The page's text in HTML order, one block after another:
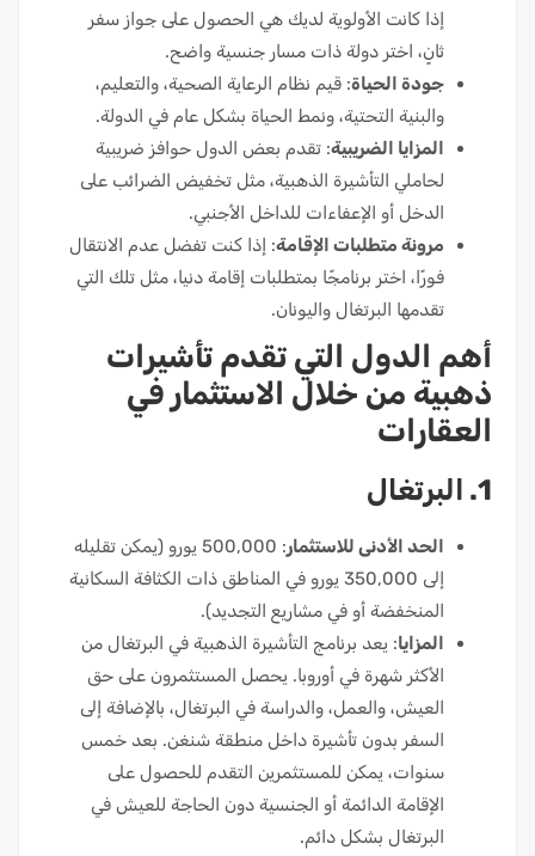
إذا كانت الأولوية لديك هي الحصول على جواز سفر
ثانٍ، اختر دولة ذات مسار جنسية واضح.
جودة الحياة: قيم نظام الرعاية الصحية، والتعليم،
والبنية التحتية، ونمط الحياة بشكل عام في الدولة.
المزايا الضريبية: تقدم بعض الدول حوافز ضريبية
لحاملي التأشيرة الذهبية، مثل تخفيض الضرائب على
الدخل أو الإعفاءات للداخل الأجنبي.
مرونة متطلبات الإقامة: إذا كنت تفضل عدم الانتقال
فورًا، اختر برنامجًا بمتطلبات إقامة دنيا، مثل تلك التي
تقدمها البرتغال واليونان.
أهم الدول التي تقدم تأشيرات
ذهبية من خلال الاستثمار في
العقارات
1. البرتغال
الحد الأدنى للاستثمار
: 500,000 يورو (يمكن تقليله
إلى 350,000 يورو في المناطق ذات الكثافة السكانية
المنخفضة أو في مشاريع التجديد).
المزايا: يعد برنامج التأشيرة الذهبية في البرتغال من
الأكثر شهرة في أوروبا. يحصل المستثمرون على حق
العيش، والعمل، والدراسة في البرتغال، بالإضافة إلى
السفر بدون تأشيرة داخل منطقة شنغن. بعد خمس
سنوات، يمكن للمستثمرين التقدم للحصول على
الإقامة الدائمة أو الجنسية دون الحاجة للعيش في
البرتغال بشكل دائم.